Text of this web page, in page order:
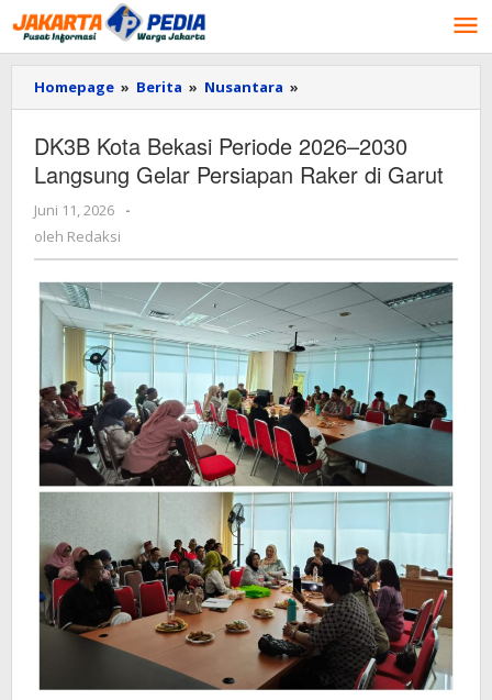
Lewati
ke
konten
Homepage » Berita » Nusantara »
Kota
Periode
2026–
Persiapan
Garut
DK3B Kota Bekasi Periode 2026–2030
Langsung Gelar Persiapan Raker di Garut
Juni 11, 2026
oleh
-
oleh Redaksi